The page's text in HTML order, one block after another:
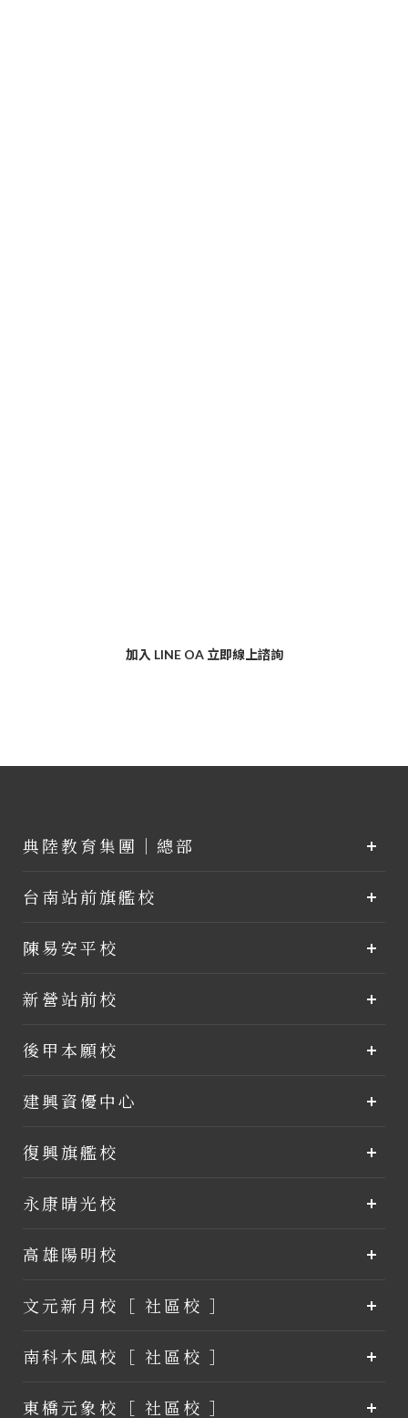
加入 LINE OA 立即線上諮詢
典陸教育集團｜總部
台南站前旗艦校
陳易安平校
新營站前校
後甲本願校
建興資優中心
復興旗艦校
永康晴光校
高雄陽明校
文元新月校［ 社區校 ］
南科木風校［ 社區校 ］
東橋元象校［ 社區校 ］